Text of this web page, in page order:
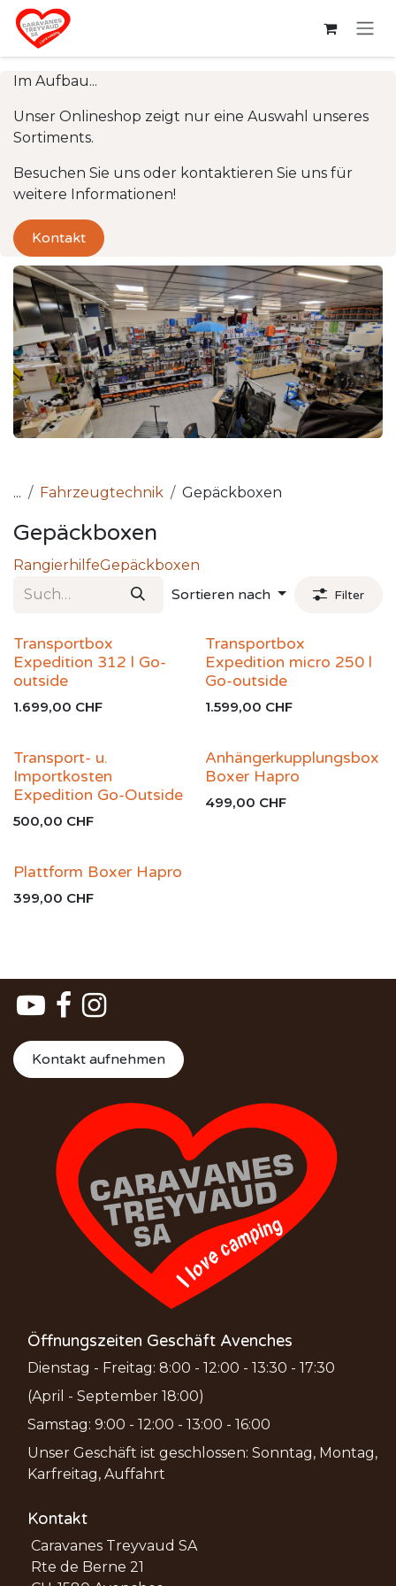
Zum Inhalt springen
Im Aufbau...
Unser Onlineshop zeigt nur eine Auswahl unseres
Sortiments.
Besuchen Sie uns oder kontaktieren Sie uns für
weitere Informationen!
Kontakt
... Fahrzeugtechnik Gepäckboxen
Gepäckboxen
RangierhilfeGepäckboxen
Sortieren nach Filter
Transportbox
Expedition 312 l Go-
outside
1.699,00 CHF
Transportbox
Expedition micro 250 l
Go-outside
1.599,00 CHF
Transport- u.
Importkosten
Expedition Go-Outside
500,00 CHF
Anhängerkupplungsbox
Boxer Hapro
499,00 CHF
Plattform Boxer Hapro
399,00 CHF
Kontakt aufnehmen
Öffnungszeiten Geschäft Avenches
Dienstag - Freitag: 8:00 - 12:00 - 13:30 - 17:30
(April - September 18:00)
Samstag: 9:00 - 12:00 - 13:00 - 16:00
Unser Geschäft ist geschlossen: Sonntag, Montag,
Karfreitag, Auffahrt
Kontakt
Caravanes Treyvaud SA
Rte de Berne 21